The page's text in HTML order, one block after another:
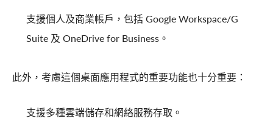
支援個人及商業帳戶，包括 Google Workspace/G
Suite 及 OneDrive for Business。
此外，考慮這個桌面應用程式的重要功能也十分重要：
支援多種雲端儲存和網絡服務存取。